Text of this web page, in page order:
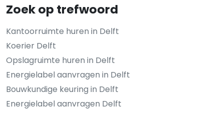
Zoek op trefwoord
Kantoorruimte huren in Delft
Koerier Delft
Opslagruimte huren in Delft
Energielabel aanvragen in Delft
Bouwkundige keuring in Delft
Energielabel aanvragen Delft